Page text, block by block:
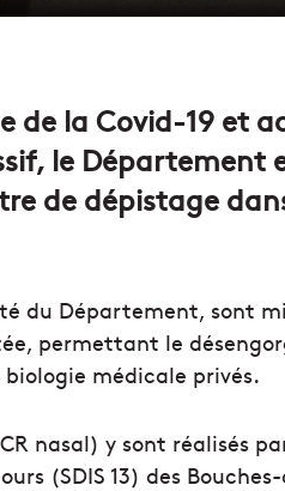
de la Covid-19 et
le Département
de dépistage
du Département, sont
permettant le
médicale privés.
nasal) y sont réalisés
(SDIS 13) des